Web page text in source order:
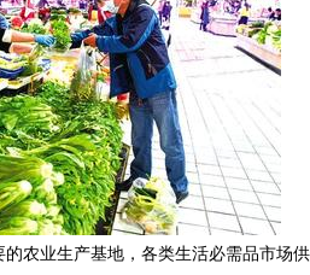
农业生产基地，各类生活必需品市场供